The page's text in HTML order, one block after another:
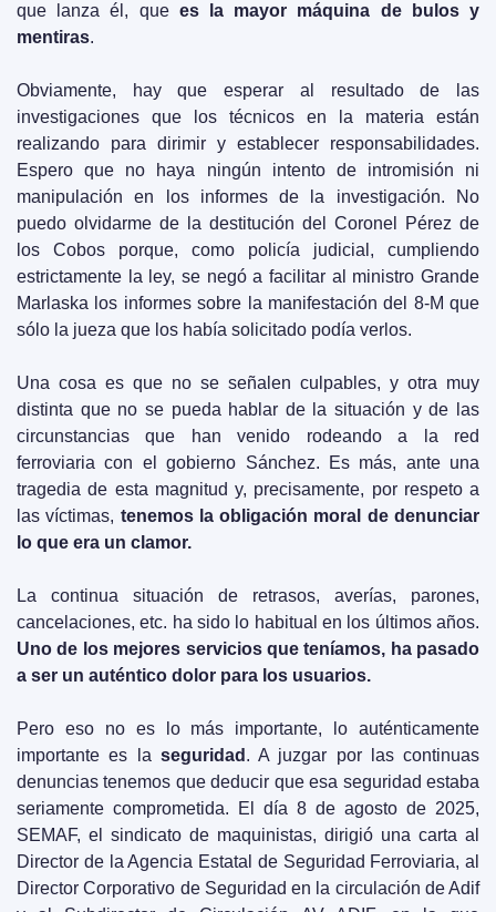
que lanza él, que es la mayor máquina de bulos y
mentiras.
Obviamente, hay que esperar al resultado de las
investigaciones que los técnicos en la materia están
realizando para dirimir y establecer responsabilidades.
Espero que no haya ningún intento de intromisión ni
manipulación en los informes de la investigación. No
puedo olvidarme de la destitución del Coronel Pérez de
los Cobos porque, como policía judicial, cumpliendo
estrictamente la ley, se negó a facilitar al ministro Grande
Marlaska los informes sobre la manifestación del 8-M que
sólo la jueza que los había solicitado podía verlos.
Una cosa es que no se señalen culpables, y otra muy
distinta que no se pueda hablar de la situación y de las
circunstancias que han venido rodeando a la red
ferroviaria con el gobierno Sánchez. Es más, ante una
tragedia de esta magnitud y, precisamente, por respeto a
las víctimas, tenemos la obligación moral de denunciar
lo que era un clamor.
La continua situación de retrasos, averías, parones,
Uno de los mejores servicios que teníamos, ha pasado
a ser un auténtico dolor para los usuarios.
Pero eso no es lo más importante, lo auténticamente
importante es la seguridad . A juzgar por las continuas
denuncias tenemos que deducir que esa seguridad estaba
seriamente comprometida. El día 8 de agosto de 2025,
SEMAF, el sindicato de maquinistas, dirigió una carta al
Director de la Agencia Estatal de Seguridad Ferroviaria, al
Director Corporativo de Seguridad en la circulación de Adif